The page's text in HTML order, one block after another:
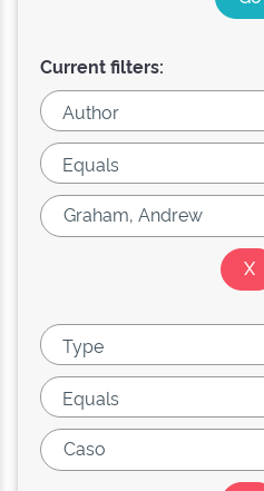
Current filters: